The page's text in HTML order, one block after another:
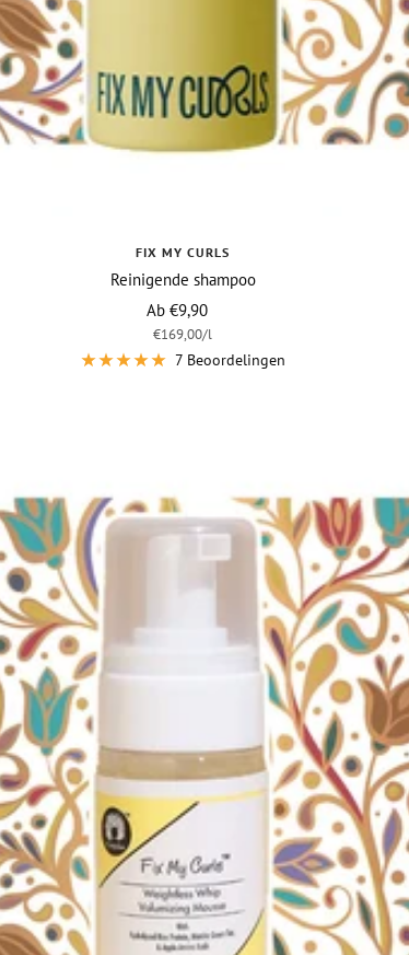
FIX MY CURLS
Reinigende shampoo
Vraagprijs
Ab €9,90
€169,00/l
7 Beoordelingen